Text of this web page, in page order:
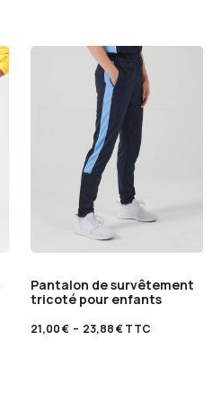
Pantalon de survêtement
tricoté pour enfants
21,00€ – 23,88€TTC